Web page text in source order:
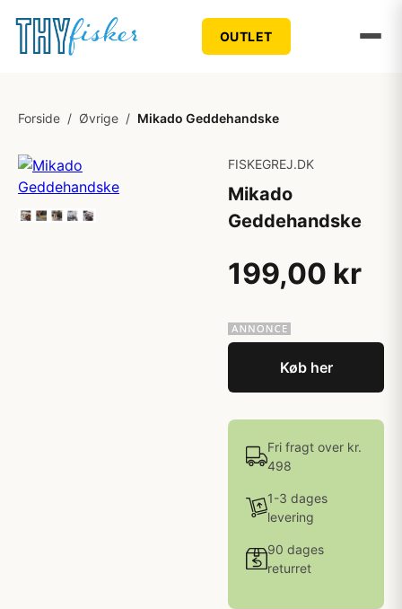
OUTLET
Forside / Øvrige / Mikado Geddehandske
FISKEGREJ.DK
Mikado
Geddehandske
199,00 kr
Køb her
Fri fragt over kr.
498
1-3 dages
levering
90 dages
returret